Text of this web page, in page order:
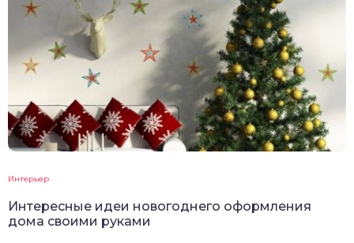
Интерьер
Интересные идеи новогоднего оформления
дома своими руками